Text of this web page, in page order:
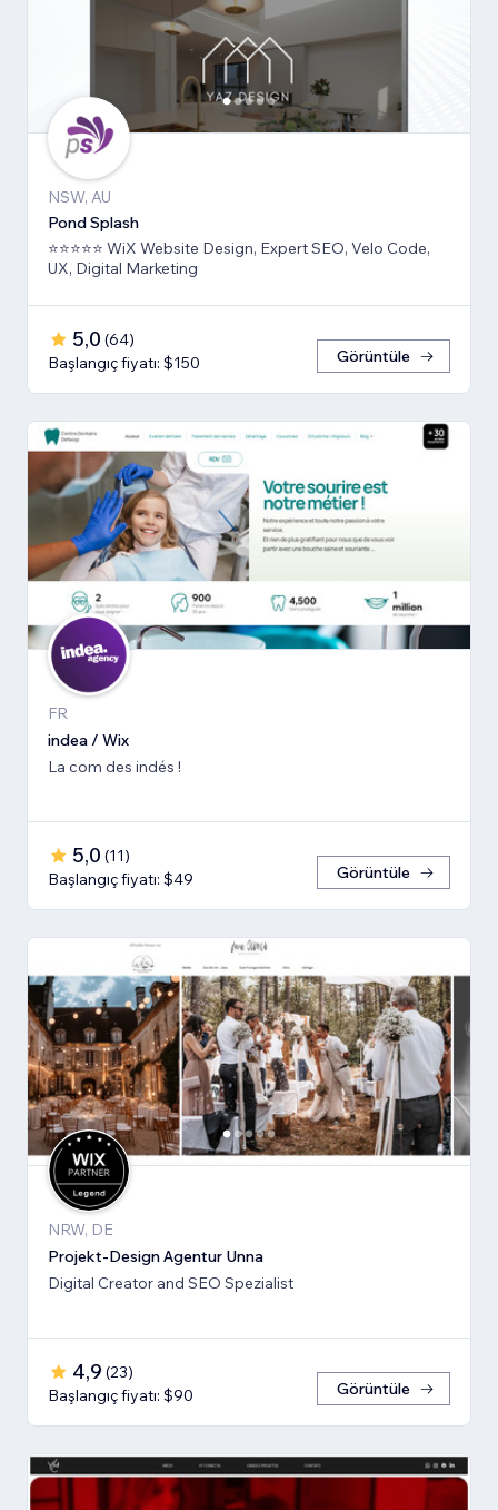
NSW, AU
Pond Splash
⭐⭐⭐⭐⭐ WiX Website Design, Expert SEO, Velo Code,
UX, Digital Marketing
5,0 (64)
Başlangıç fiyatı: $150
Görüntüle
FR
indea / Wix
La com des indés !
5,0 (11)
Başlangıç fiyatı: $49
Görüntüle
NRW, DE
Projekt-Design Agentur Unna
Digital Creator and SEO Spezialist
4,9 (23)
Başlangıç fiyatı: $90
Görüntüle